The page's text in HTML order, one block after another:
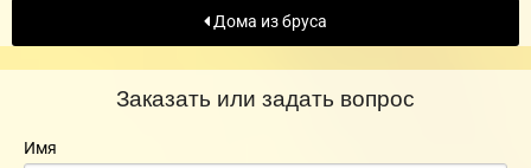
Дома из бруса
Заказать или задать вопрос
Имя